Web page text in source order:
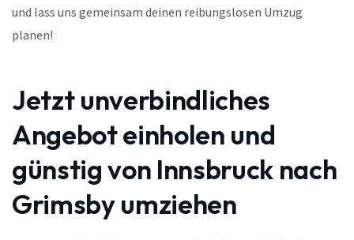
und lass uns gemeinsam deinen reibungslosen Umzug
planen!
Jetzt unverbindliches
Angebot einholen und
günstig von Innsbruck nach
Grimsby umziehen